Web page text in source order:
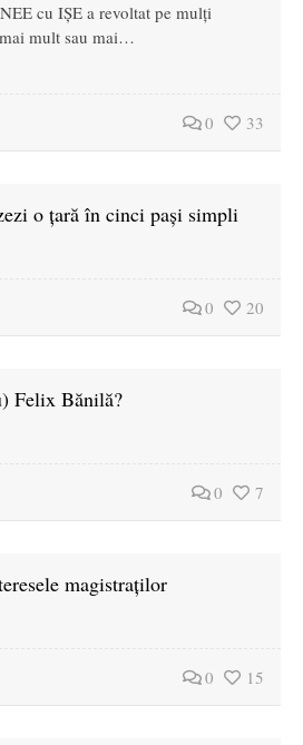
cu IȘE a revoltat pe mulți
mult sau mai…
0 33
o țară în cinci pași simpli
0 20
Felix Bănilă?
0 7
magistraților
0 15